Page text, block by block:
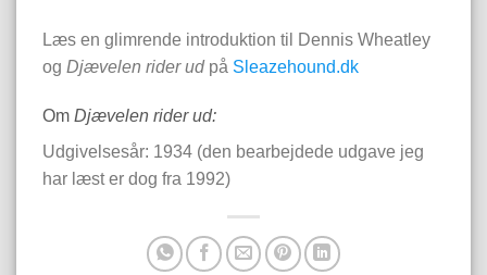
Læs en glimrende introduktion til Dennis Wheatley
og Djævelen rider udpå Sleazehound.dk
Om Djævelen rider ud:
Udgivelsesår: 1934 (den bearbejdede udgave jeg
har læst er dog fra 1992)